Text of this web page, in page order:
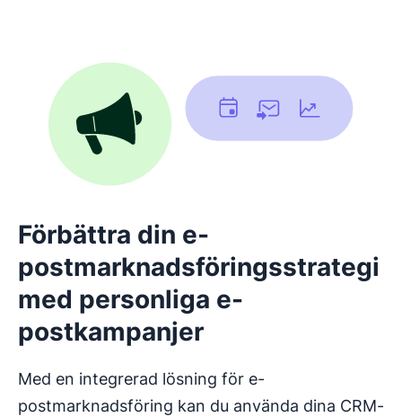
Förbättra din e-
postmarknadsföringsstrategi
med personliga e-
postkampanjer
Med en integrerad lösning för e-
postmarknadsföring kan du använda dina CRM-